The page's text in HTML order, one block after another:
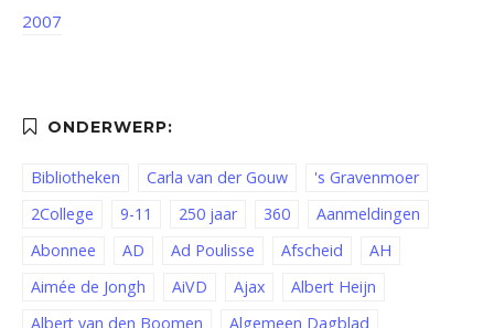
2007
Bibliotheken Carla van der Gouw
's Gravenmoer
2College
9-11 250 jaar 360
Aanmeldingen
Abonnee
AD Ad Poulisse Afscheid
AH
Aimée de Jongh
AiVD Ajax
Albert Heijn
Albert van den Boomen
Algemeen Dagblad